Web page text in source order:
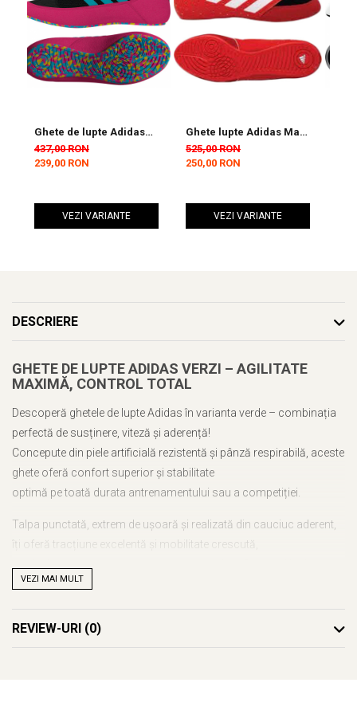
Ghete de lupte Adidas
Negru/Cyan
437,00 RON
239,00 RON
VEZI VARIANTE
Ghete lupte Adidas Mat
Hog 2.0 Rosii/Negre
525,00 RON
250,00 RON
VEZI VARIANTE
DESCRIERE
GHETE DE LUPTE ADIDAS VERZI – AGILITATE
MAXIMĂ, CONTROL TOTAL
Descoperă ghetele de lupte Adidas în varianta verde – combinația
perfectă de susținere, viteză și aderență!
Concepute din piele artificială rezistentă și pânză respirabilă, aceste
ghete oferă confort superior și stabilitate
optimă pe toată durata antrenamentului sau a competiției.
Talpa punctată, extrem de ușoară și realizată din cauciuc aderent,
îți oferă tracțiune excelentă și mobilitate crescută,
susține glezna și reduce riscul de accidentări, fiind ideal
✔ Potrivite pentru antrenamente și competiții
VEZI MAI MULT
REVIEW-URI (0)